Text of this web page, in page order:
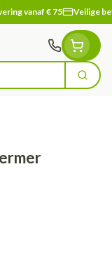
vanaf € 75 Veilige
Zoek